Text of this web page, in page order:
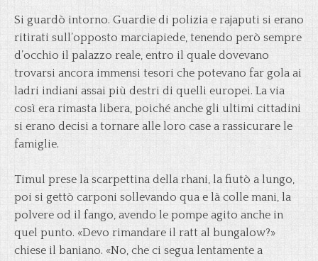
Si guardò intorno. Guardie di polizia e rajaputi si erano
ritirati sull’opposto marciapiede, tenendo però sempre
d’occhio il palazzo reale, entro il quale dovevano
trovarsi ancora immensi tesori che potevano far gola ai
ladri indiani assai più destri di quelli europei. La via
così era rimasta libera, poiché anche gli ultimi cittadini
si erano decisi a tornare alle loro case a rassicurare le
famiglie.
Timul prese la scarpettina della rhani, la fiutò a lungo,
poi si gettò carponi sollevando qua e là colle mani, la
polvere od il fango, avendo le pompe agito anche in
quel punto. «Devo rimandare il ratt al bungalow?»
chiese il baniano. «No, che ci segua lentamente a